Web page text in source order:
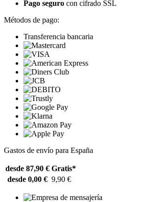
Pago seguro con cifrado SSL
Métodos de pago:
Transferencia bancaria
Gastos de envío para España
desde 87,90 € Gratis*
desde 0,00 € 9,90 €